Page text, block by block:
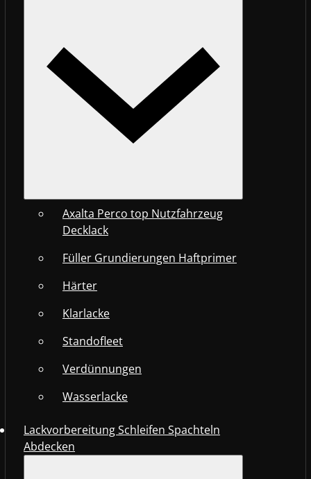
Axalta Perco top Nutzfahrzeug
Decklack
Füller Grundierungen Haftprimer
Härter
Klarlacke
Standofleet
Verdünnungen
Wasserlacke
Lackvorbereitung Schleifen Spachteln
Abdecken